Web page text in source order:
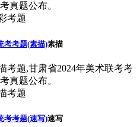
真题公布。
考考题(素描)素描
考题,甘肃省2024年美术联考考
真题公布。
考考题(速写)速写